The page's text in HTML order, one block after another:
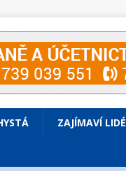
ZAJÍMAVÍ LIDÉ